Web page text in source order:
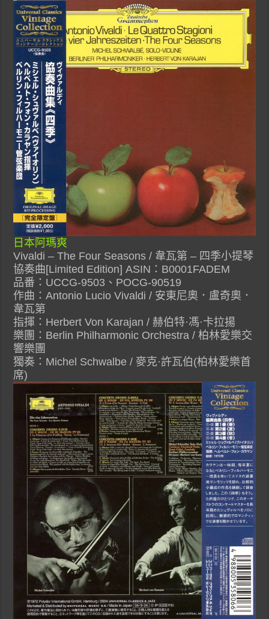
日本阿瑪爽
Vivaldi – The Four Seasons / 韋瓦第 – 四季小提琴
協奏曲[Limited Edition] ASIN：B0001FADEM
品番：UCCG-9503、POCG-90519
作曲：Antonio Lucio Vivaldi / 安東尼奧．盧奇奧．
韋瓦第
指揮：Herbert Von Karajan / 赫伯特·馮·卡拉揚
樂團：Berlin Philharmonic Orchestra / 柏林愛樂交
響樂團
獨奏：Michel Schwalbe / 麥克·許瓦伯(柏林愛樂首
席)